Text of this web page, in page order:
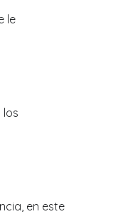
le
los
en este